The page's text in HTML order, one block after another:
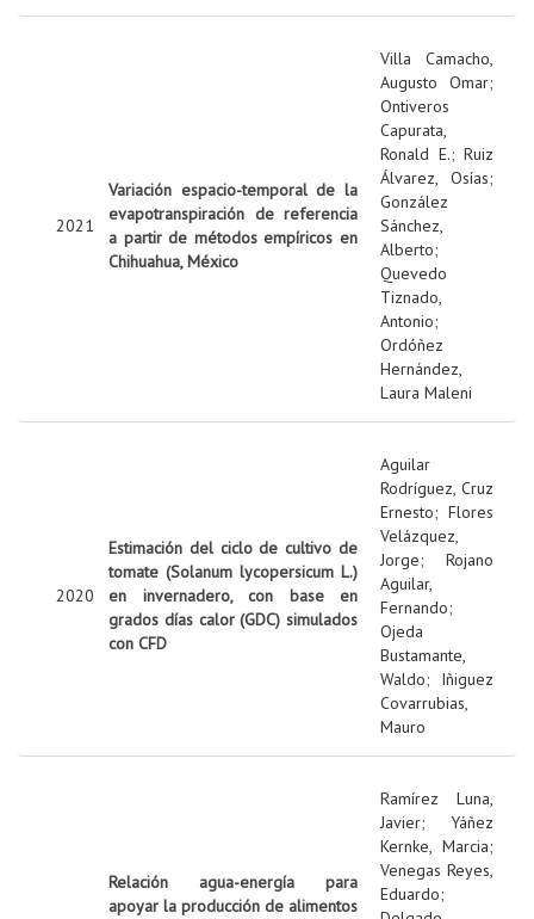
2021
Variación espacio-temporal de la
evapotranspiración de referencia
a partir de métodos empíricos en
Chihuahua, México
Villa Camacho,
Augusto Omar;
Ontiveros
Capurata,
Ronald E.; Ruiz
Álvarez, Osías;
González
Sánchez,
Alberto;
Quevedo
Tiznado,
Antonio;
Ordóñez
Hernández,
Laura Maleni
2020
Estimación del ciclo de cultivo de
tomate (Solanum lycopersicum L.)
en invernadero, con base en
grados días calor (GDC) simulados
con CFD
Aguilar
Rodríguez, Cruz
Ernesto; Flores
Velázquez,
Jorge; Rojano
Aguilar,
Fernando;
Ojeda
Bustamante,
Waldo; Iñiguez
Covarrubias,
Mauro
Relación agua-energía para
apoyar la producción de alimentos
Ramírez Luna,
Javier; Yáñez
Kernke, Marcia;
Venegas Reyes,
Eduardo;